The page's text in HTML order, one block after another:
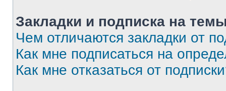
Закладки и подписка на
Чем отличаются закладки от
Как мне подписаться на
Как мне отказаться от